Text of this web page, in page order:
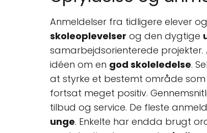
Anmeldelser fra tidligere elever og
skoleoplevelser og den dygtige
samarbejdsorienterede projekter.
idéen om en god skoleledelse.
at styrke et bestemt område
fortsat meget positiv.
tilbud og service. De fleste
unge. Enkelte har endda brugt